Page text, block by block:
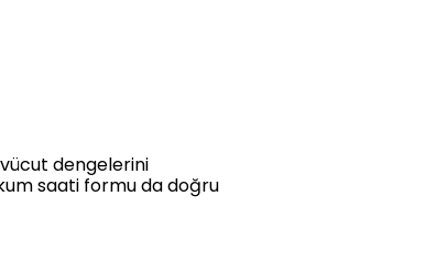
dengelerini
saati formu da doğru